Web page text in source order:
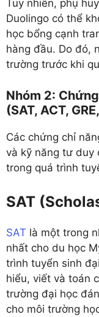
Tuy nhiên, phụ
Duolingo có thể
học bổng cạnh
hàng đầu. Do đó,
trường trước khi
Nhóm 2:
(SAT, ACT,
Các chứng chỉ
và kỹ năng tư duy
trong quá trình
SAT
SAT là một trong
nhất cho du học
trình tuyển sinh
hiểu, viết và toán
trường đại học
cho môi trường